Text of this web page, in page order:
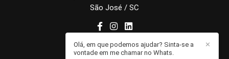
São José / SC
✕
Olá, em que podemos ajudar? Sinta-se a
vontade em me chamar no Whats.